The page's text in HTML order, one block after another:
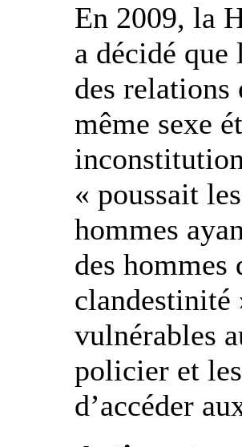
En 2009, la
a décidé
des relations
même sexe
« poussait
hommes
des hommes
clandestinité
vulnérables
policier et
d’accéder